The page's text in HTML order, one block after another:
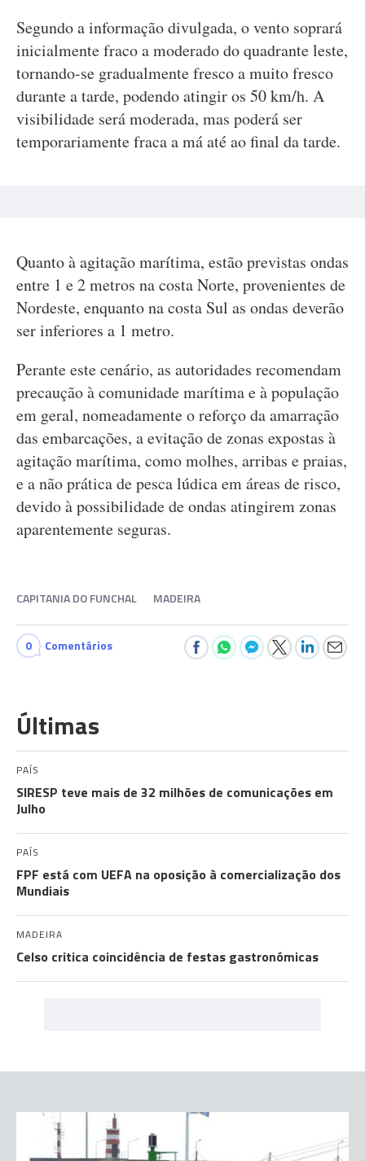
Segundo a informação divulgada, o vento soprará
inicialmente fraco a moderado do quadrante leste,
tornando-se gradualmente fresco a muito fresco
durante a tarde, podendo atingir os 50 km/h. A
visibilidade será moderada, mas poderá ser
temporariamente fraca a má até ao final da tarde.
Quanto à agitação marítima, estão previstas ondas
entre 1 e 2 metros na costa Norte, provenientes de
Nordeste, enquanto na costa Sul as ondas deverão
ser inferiores a 1 metro.
Perante este cenário, as autoridades recomendam
precaução à comunidade marítima e à população
em geral, nomeadamente o reforço da amarração
das embarcações, a evitação de zonas expostas à
agitação marítima, como molhes, arribas e praias,
e a não prática de pesca lúdica em áreas de risco,
devido à possibilidade de ondas atingirem zonas
aparentemente seguras.
CAPITANIA DO FUNCHAL MADEIRA
0 Comentários
Últimas
PAÍS
SIRESP teve mais de 32 milhões de comunicações em
Julho
PAÍS
FPF está com UEFA na oposição à comercialização dos
Mundiais
MADEIRA
Celso critica coincidência de festas gastronómicas